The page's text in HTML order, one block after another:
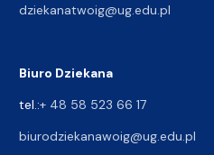
dziekanatwoig@ug.edu.pl
Biuro Dziekana
tel.:+ 48 58 523 66 17
biurodziekanawoig@ug.edu.pl